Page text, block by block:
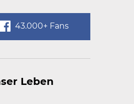
43.000+ Fans
Leben